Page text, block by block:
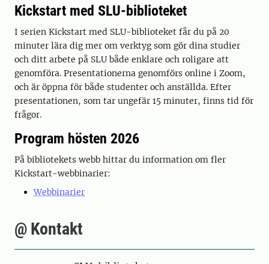
Kickstart med SLU-biblioteket
I serien Kickstart med SLU-biblioteket får du på 20
minuter lära dig mer om verktyg som gör dina studier
och ditt arbete på SLU både enklare och roligare att
genomföra. Presentationerna genomförs online i Zoom,
och är öppna för både studenter och anställda. Efter
presentationen, som tar ungefär 15 minuter, finns tid för
frågor.
Program hösten 2026
På bibliotekets webb hittar du information om fler
Kickstart-webbinarier:
Webbinarier
@ Kontakt